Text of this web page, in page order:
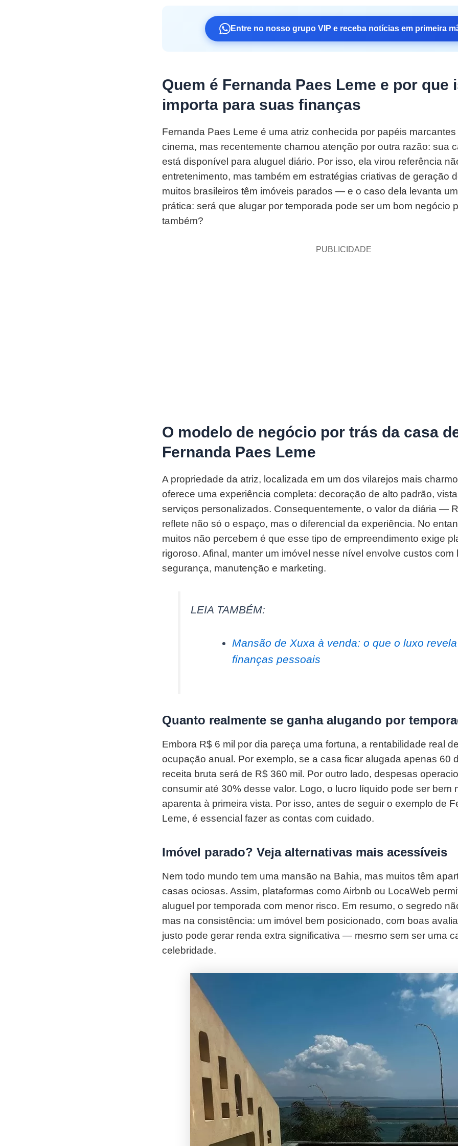
Entre no nosso grupo VIP e receba notícias em primeira
Quem é Fernanda Paes Leme e por que
importa para suas finanças
Fernanda Paes Leme é uma atriz conhecida por papéis
cinema, mas recentemente chamou atenção por outra razão: sua
está disponível para aluguel diário. Por isso, ela virou referência
entretenimento, mas também em estratégias criativas de geração
muitos brasileiros têm imóveis parados — e o caso dela levanta
prática: será que alugar por temporada pode ser um bom negócio
também?
PUBLICIDADE
O modelo de negócio por trás da casa
Fernanda Paes Leme
A propriedade da atriz, localizada em um dos vilarejos mais
oferece uma experiência completa: decoração de alto padrão,
serviços personalizados. Consequentemente, o valor da diária —
reflete não só o espaço, mas o diferencial da experiência. No
muitos não percebem é que esse tipo de empreendimento exige
rigoroso. Afinal, manter um imóvel nesse nível envolve custos com
segurança, manutenção e marketing.
LEIA TAMBÉM:
Mansão de Xuxa à venda: o que o luxo
finanças pessoais
Quanto realmente se ganha alugando por
Embora R$ 6 mil por dia pareça uma fortuna, a rentabilidade real
ocupação anual. Por exemplo, se a casa ficar alugada apenas 60
receita bruta será de R$ 360 mil. Por outro lado, despesas
consumir até 30% desse valor. Logo, o lucro líquido pode ser bem
aparenta à primeira vista. Por isso, antes de seguir o exemplo de
Leme, é essencial fazer as contas com cuidado.
Imóvel parado? Veja alternativas mais acessíveis
Nem todo mundo tem uma mansão na Bahia, mas muitos têm
casas ociosas. Assim, plataformas como Airbnb ou LocaWeb
aluguel por temporada com menor risco. Em resumo, o segredo
mas na consistência: um imóvel bem posicionado, com boas
justo pode gerar renda extra significativa — mesmo sem ser uma
celebridade.